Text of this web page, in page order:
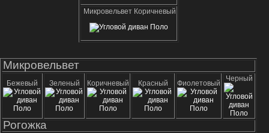
Микровельвет Коричневый
Микровельвет
Бежевый Зеленый Коричневый Красный Фиолетовый
Черный
Рогожка